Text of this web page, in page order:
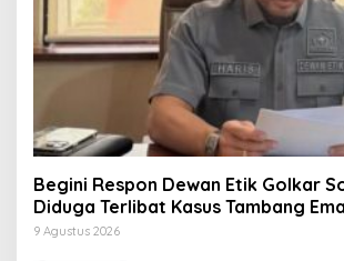
Begini Respon Dewan Etik Golkar
Diduga Terlibat Kasus Tambang
9 Agustus 2026